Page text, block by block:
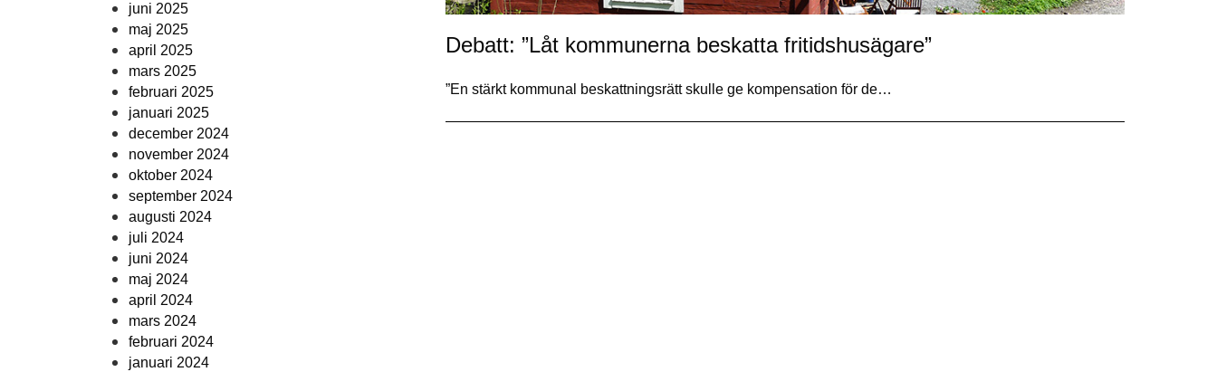
juni 2025
maj 2025
april 2025
mars 2025
februari 2025
januari 2025
december 2024
november 2024
oktober 2024
september 2024
augusti 2024
juli 2024
juni 2024
maj 2024
april 2024
mars 2024
februari 2024
januari 2024
Debatt: ”Låt kommunerna beskatta fritidshusägare”
”En stärkt kommunal beskattningsrätt skulle ge kompensation för de…